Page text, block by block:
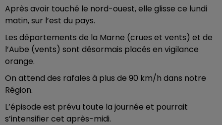
Après avoir touché le nord-ouest, elle glisse ce lundi
matin, sur l’est du pays.
Les départements de la Marne (crues et vents) et de
l’Aube (vents) sont désormais placés en vigilance
orange.
On attend des rafales à plus de 90 km/h dans notre
Région.
L’épisode est prévu toute la journée et pourrait
s’intensifier cet après-midi.